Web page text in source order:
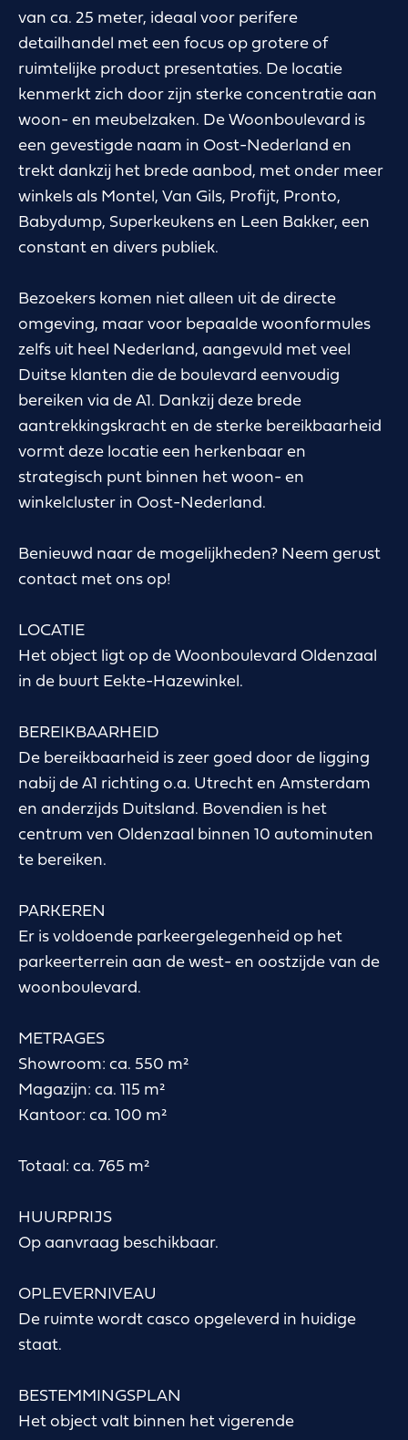
van ca. 25 meter, ideaal voor perifere
detailhandel met een focus op grotere of
ruimtelijke product presentaties. De locatie
kenmerkt zich door zijn sterke concentratie aan
woon- en meubelzaken. De Woonboulevard is
een gevestigde naam in Oost-Nederland en
trekt dankzij het brede aanbod, met onder meer
winkels als Montel, Van Gils, Profijt, Pronto,
Babydump, Superkeukens en Leen Bakker, een
constant en divers publiek.
Bezoekers komen niet alleen uit de directe
omgeving, maar voor bepaalde woonformules
zelfs uit heel Nederland, aangevuld met veel
Duitse klanten die de boulevard eenvoudig
bereiken via de A1. Dankzij deze brede
aantrekkingskracht en de sterke bereikbaarheid
vormt deze locatie een herkenbaar en
strategisch punt binnen het woon- en
winkelcluster in Oost-Nederland.
Benieuwd naar de mogelijkheden? Neem gerust
contact met ons op!
LOCATIE
Het object ligt op de Woonboulevard Oldenzaal
in de buurt Eekte-Hazewinkel.
BEREIKBAARHEID
De bereikbaarheid is zeer goed door de ligging
nabij de A1 richting o.a. Utrecht en Amsterdam
en anderzijds Duitsland. Bovendien is het
centrum ven Oldenzaal binnen 10 autominuten
te bereiken.
PARKEREN
Er is voldoende parkeergelegenheid op het
parkeerterrein aan de west- en oostzijde van de
woonboulevard.
METRAGES
Showroom: ca. 550 m²
Magazijn: ca. 115 m²
Kantoor: ca. 100 m²
Totaal: ca. 765 m²
HUURPRIJS
Op aanvraag beschikbaar.
OPLEVERNIVEAU
De ruimte wordt casco opgeleverd in huidige
staat.
BESTEMMINGSPLAN
Het object valt binnen het vigerende